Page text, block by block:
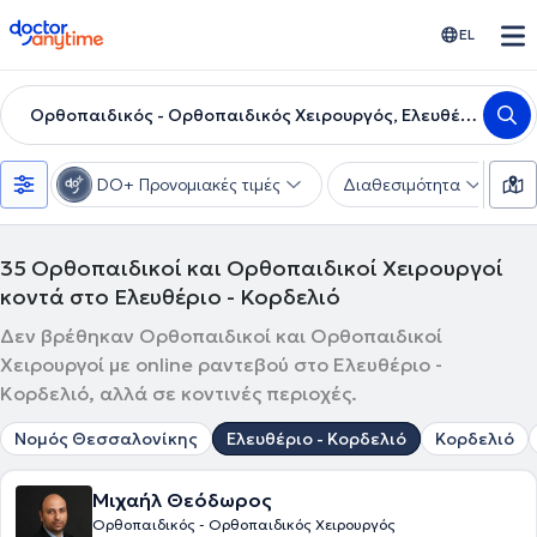
doctoranytime EL
Ορθοπαιδικός - Ορθοπαιδικός Χειρουργός, Ελευθέριο - Κορδελιό
DO+ Προνομιακές τιμές Διαθεσιμότητα
35 Ορθοπαιδικοί και Ορθοπαιδικοί Χειρουργοί
κοντά στο Ελευθέριο - Κορδελιό
Δεν βρέθηκαν Ορθοπαιδικοί και Ορθοπαιδικοί
Χειρουργοί με online ραντεβού στο Ελευθέριο -
Κορδελιό, αλλά σε κοντινές περιοχές.
Νομός Θεσσαλονίκης Ελευθέριο - Κορδελιό Κορδελιό
Μιχαήλ Θεόδωρος
Ορθοπαιδικός - Ορθοπαιδικός Χειρουργός